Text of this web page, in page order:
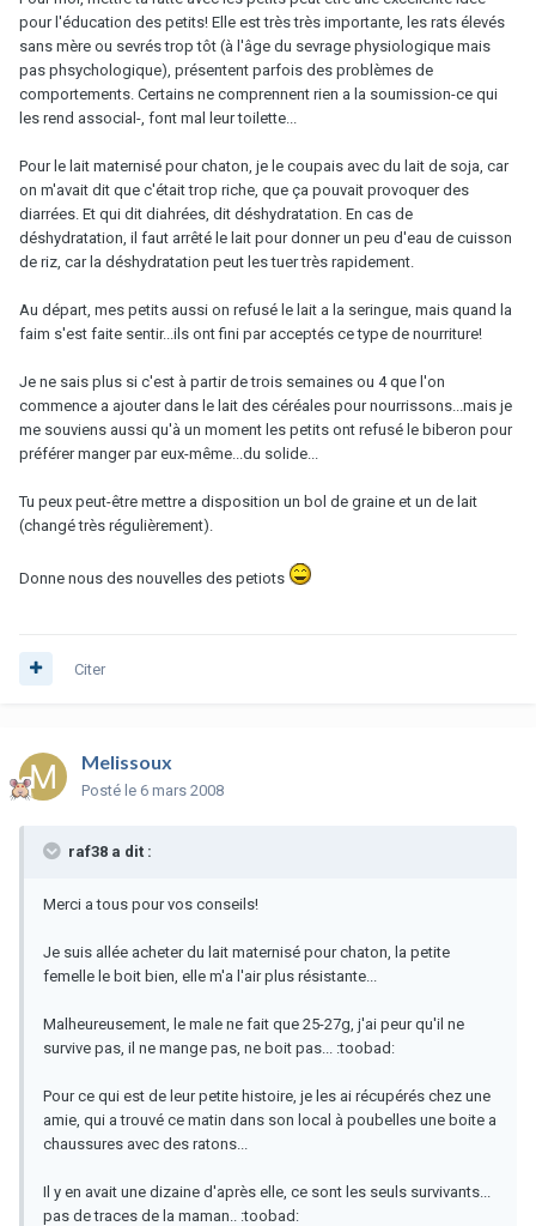
pour l'éducation des petits! Elle est très très importante, les rats élevés
sans mère ou sevrés trop tôt (à l'âge du sevrage physiologique mais
pas phsychologique), présentent parfois des problèmes de
comportements. Certains ne comprennent rien a la soumission-ce qui
les rend associal-, font mal leur toilette...
Pour le lait maternisé pour chaton, je le coupais avec du lait de soja, car
on m'avait dit que c'était trop riche, que ça pouvait provoquer des
diarrées. Et qui dit diahrées, dit déshydratation. En cas de
déshydratation, il faut arrêté le lait pour donner un peu d'eau de cuisson
de riz, car la déshydratation peut les tuer très rapidement.
Au départ, mes petits aussi on refusé le lait a la seringue, mais quand la
faim s'est faite sentir...ils ont fini par acceptés ce type de nourriture!
Je ne sais plus si c'est à partir de trois semaines ou 4 que l'on
commence a ajouter dans le lait des céréales pour nourrissons...mais je
me souviens aussi qu'à un moment les petits ont refusé le biberon pour
préférer manger par eux-même...du solide...
Tu peux peut-être mettre a disposition un bol de graine et un de lait
(changé très régulièrement).
Donne nous des nouvelles des petiots
Citer
Melissoux
Posté le 6 mars 2008
raf38 a dit :
Merci a tous pour vos conseils!
Je suis allée acheter du lait maternisé pour chaton, la petite
femelle le boit bien, elle m'a l'air plus résistante...
Malheureusement, le male ne fait que 25-27g, j'ai peur qu'il ne
survive pas, il ne mange pas, ne boit pas... :toobad:
Pour ce qui est de leur petite histoire, je les ai récupérés chez une
amie, qui a trouvé ce matin dans son local à poubelles une boite a
chaussures avec des ratons...
Il y en avait une dizaine d'après elle, ce sont les seuls survivants...
pas de traces de la maman.. :toobad: